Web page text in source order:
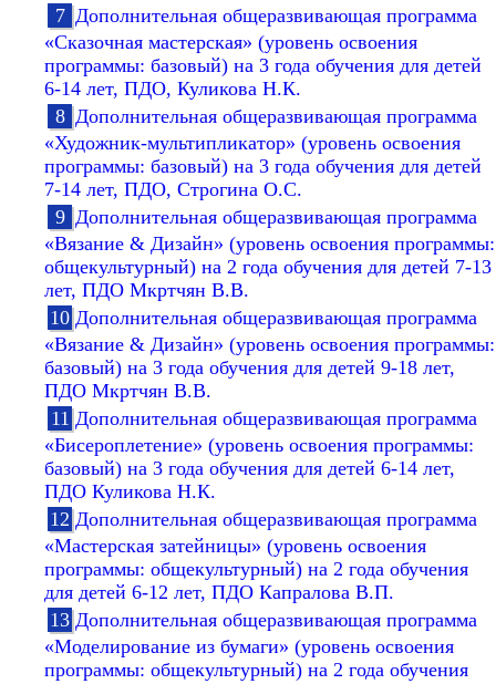
Дополнительная общеразвивающая программа
«Сказочная мастерская» (уровень освоения
программы: базовый) на 3 года обучения для детей
6-14 лет, ПДО, Куликова Н.К.
Дополнительная общеразвивающая программа
«Художник-мультипликатор» (уровень освоения
программы: базовый) на 3 года обучения для детей
7-14 лет, ПДО, Строгина О.С.
Дополнительная общеразвивающая программа
«Вязание & Дизайн» (уровень освоения программы:
общекультурный) на 2 года обучения для детей 7-13
лет, ПДО Мкртчян В.В.
Дополнительная общеразвивающая программа
«Вязание & Дизайн» (уровень освоения программы:
базовый) на 3 года обучения для детей 9-18 лет,
ПДО Мкртчян В.В.
Дополнительная общеразвивающая программа
«Бисероплетение» (уровень освоения программы:
базовый) на 3 года обучения для детей 6-14 лет,
ПДО Куликова Н.К.
Дополнительная общеразвивающая программа
«Мастерская затейницы» (уровень освоения
программы: общекультурный) на 2 года обучения
для детей 6-12 лет, ПДО Капралова В.П.
Дополнительная общеразвивающая программа
«Моделирование из бумаги» (уровень освоения
программы: общекультурный) на 2 года обучения